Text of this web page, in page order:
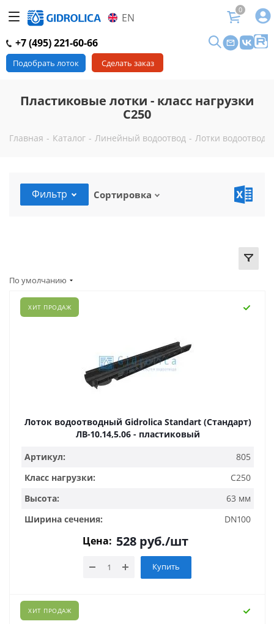
EN
0
+7 (495) 221-60-66
Подобрать лоток Сделать заказ
Пластиковые лотки - класс нагрузки
C250
Главная - Каталог - Линейный водоотвод - Лотки
Фильтр Сортировка
По умолчанию
ХИТ ПРОДАЖ
Лоток водоотводный Gidrolica Standart (Стандарт)
ЛВ-10.14,5.06 - пластиковый
Артикул:
805
Класс нагрузки:
C250
Высота:
63 мм
Ширина сечения:
DN100
Цена: 528 руб./шт
Купить
ХИТ ПРОДАЖ